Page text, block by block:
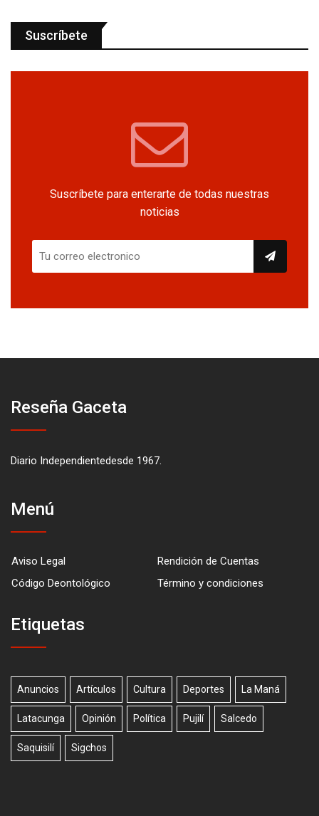
Suscríbete
Suscríbete para enterarte de todas nuestras
noticias
Reseña Gaceta
Diario Independientedesde 1967.
Menú
Aviso Legal
Rendición de Cuentas
Código Deontológico
Término y condiciones
Etiquetas
Anuncios Artículos Cultura Deportes La Maná
Latacunga Opinión Política Pujilí Salcedo
Saquisilí Sigchos